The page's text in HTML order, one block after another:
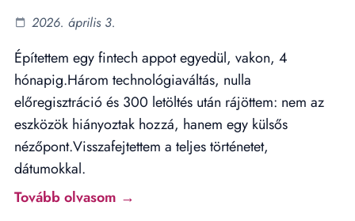
2026. április 3.
Építettem egy fintech appot egyedül, vakon, 4
hónapig.Három technológiaváltás, nulla
előregisztráció és 300 letöltés után rájöttem: nem az
eszközök hiányoztak hozzá, hanem egy külsős
nézőpont.Visszafejtettem a teljes történetet,
dátumokkal.
Tovább olvasom →